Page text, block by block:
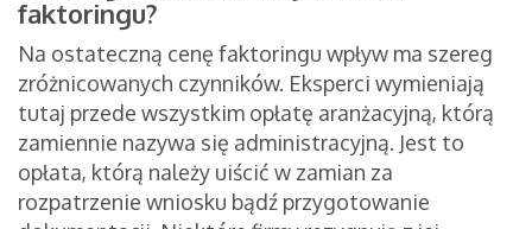
faktoringu?
Na ostateczną cenę faktoringu wpływ ma szereg
zróżnicowanych czynników. Eksperci wymieniają
tutaj przede wszystkim opłatę aranżacyjną, którą
zamiennie nazywa się administracyjną. Jest to
opłata, którą należy uiścić w zamian za
rozpatrzenie wniosku bądź przygotowanie